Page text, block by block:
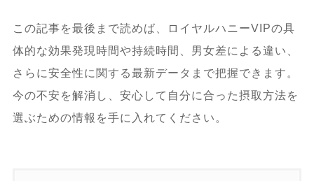
この記事を最後まで読めば、ロイヤルハニーVIPの具
体的な効果発現時間や持続時間、男女差による違い、
さらに安全性に関する最新データまで把握できます。
今の不安を解消し、安心して自分に合った摂取方法を
選ぶための情報を手に入れてください。